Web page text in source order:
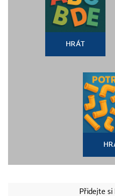
HRÁT
Přidejte si